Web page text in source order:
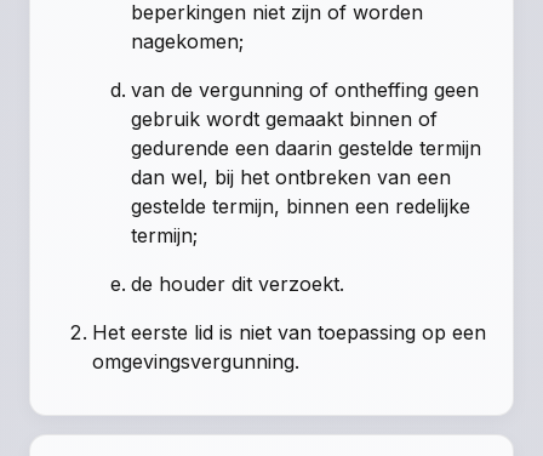
beperkingen niet zijn of worden
nagekomen;
van de vergunning of ontheffing geen
gebruik wordt gemaakt binnen of
gedurende een daarin gestelde termijn
dan wel, bij het ontbreken van een
gestelde termijn, binnen een redelijke
termijn;
de houder dit verzoekt.
Het eerste lid is niet van toepassing op een
omgevingsvergunning.